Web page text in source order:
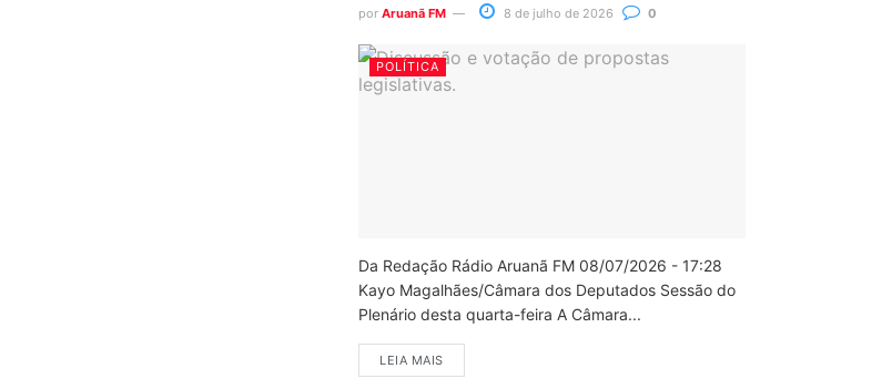
por Aruanã FM 8 de julho de 2026 0
POLÍTICA
Da Redação Rádio Aruanã FM 08/07/2026 - 17:28
Kayo Magalhães/Câmara dos Deputados Sessão do
Plenário desta quarta-feira A Câmara...
LEIA MAIS